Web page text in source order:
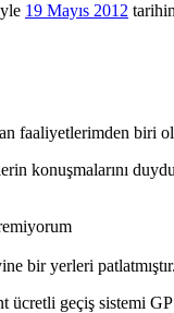
19 Mayıs 2012
faaliyetlerimden
konuşmalarını
bir yerleri patlatmıştır.
ücretli geçiş sistemi